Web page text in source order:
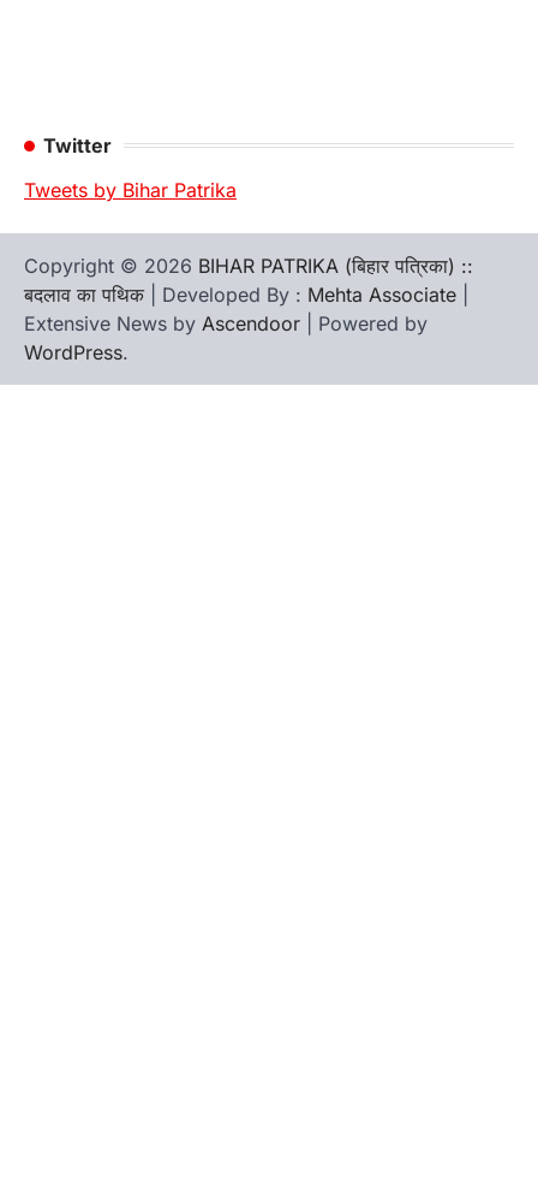
Twitter
Tweets by Bihar Patrika
Copyright © 2026 BIHAR PATRIKA (बिहार पत्रिका) ::
बदलाव का पथिक | Developed By : Mehta Associate
Extensive News by Ascendoor | Powered by
WordPress.